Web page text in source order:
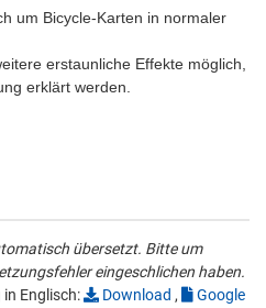
um Bicycle-Karten in normaler
erstaunliche Effekte möglich,
erklärt werden.
übersetzt. Bitte um
eingeschlichen haben.
Englisch:
Download ,
Google